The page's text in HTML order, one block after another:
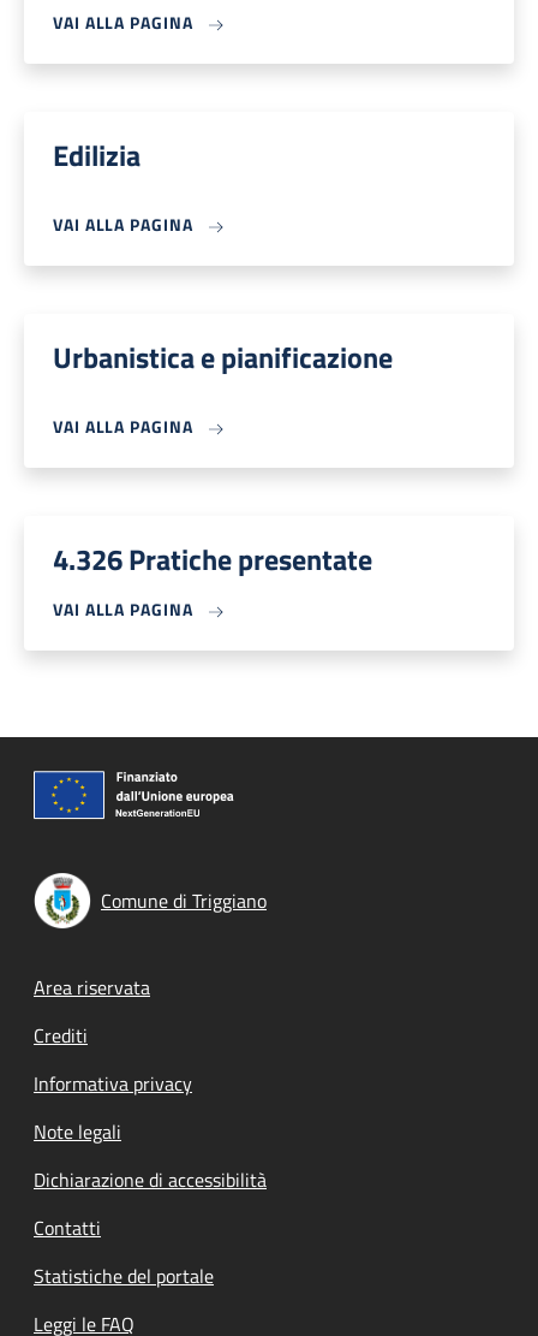
VAI ALLA PAGINA
Edilizia
VAI ALLA PAGINA
Urbanistica e pianificazione
VAI ALLA PAGINA
4.326 Pratiche presentate
VAI ALLA PAGINA
Comune di Triggiano
Footer menu
Area riservata
Crediti
Informativa privacy
Note legali
Dichiarazione di accessibilità
Contatti
Statistiche del portale
Leggi le FAQ